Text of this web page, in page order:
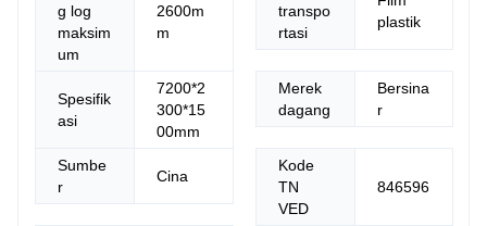
g log
maksim
um
2600m
m
transpo
rtasi
plastik
Spesifik
asi
7200*2
300*15
00mm
Merek
dagang
Bersina
r
Sumbe
r
Cina
Kode
TN
VED
846596